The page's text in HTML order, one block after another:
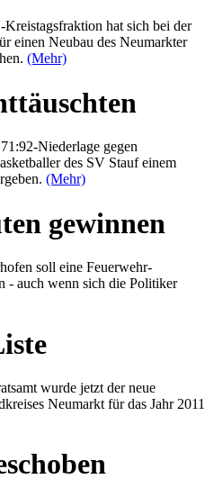
hat sich bei der
einen Neubau des Neumarkter
(Mehr)
Niederlage gegen
des SV Stauf einem
(Mehr)
gewinnen
soll eine Feuerwehr-
- auch wenn sich die Politiker
wurde jetzt der neue
Neumarkt für das Jahr 2011